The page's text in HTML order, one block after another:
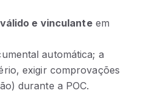
válido e vinculanteem
automática; a
exigir comprovações
durante a POC.